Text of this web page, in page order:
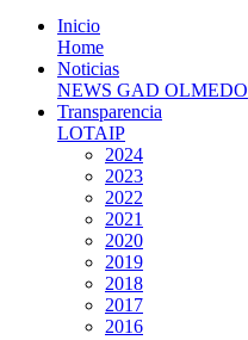
Inicio
Home
Noticias
NEWS GAD OLMEDO
Transparencia
LOTAIP
2024
2023
2022
2021
2020
2019
2018
2017
2016